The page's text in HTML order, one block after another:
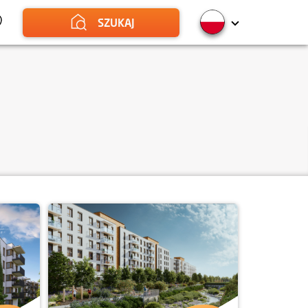
SZUKAJ